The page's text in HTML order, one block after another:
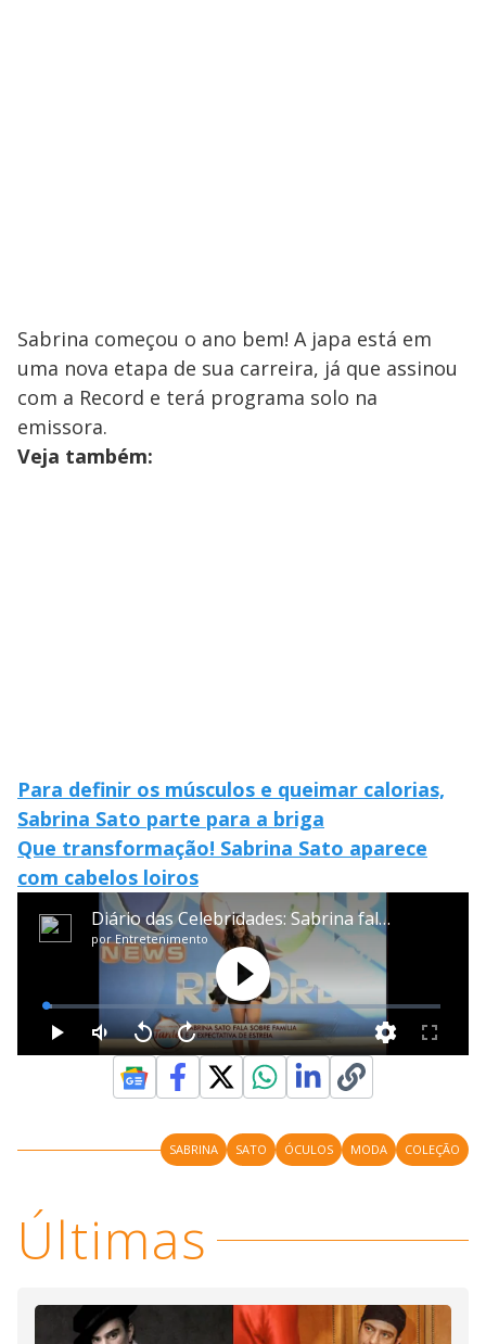
Sabrina começou o ano bem! A japa está em
uma nova etapa de sua carreira, já que assinou
com a Record e terá programa solo na
emissora.
Veja também:
Para definir os músculos e queimar calorias,
Sabrina Sato parte para a briga
Que transformação! Sabrina Sato aparece
com cabelos loiros
SABRINA SATO ÓCULOS MODA COLEÇÃO
Últimas